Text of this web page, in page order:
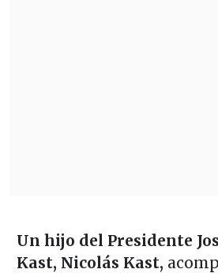
Un hijo del Presidente
Kast, Nicolás Kast,